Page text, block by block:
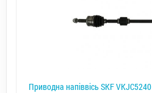
Приводна напіввісь SKF VKJC5240